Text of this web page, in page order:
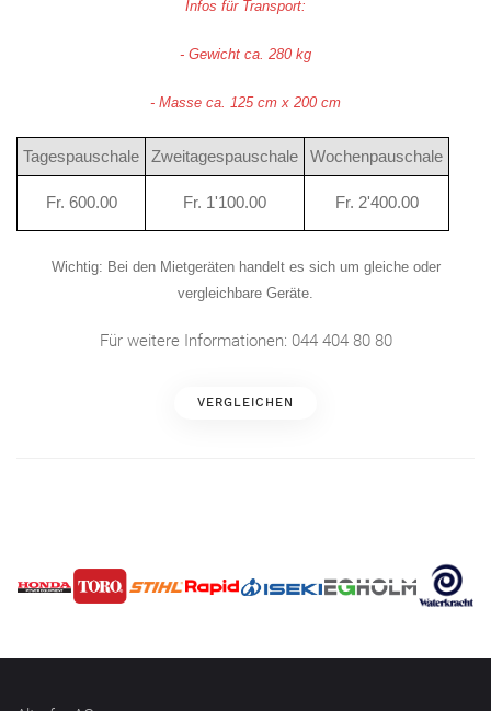
Infos für Transport:
- Gewicht ca. 280 kg
- Masse ca. 125 cm x 200 cm
Tagespauschale Zweitagespauschale Wochenpauschale
Fr. 600.00 Fr. 1'100.00 Fr. 2'400.00
Wichtig: Bei den Mietgeräten handelt es sich um gleiche oder
vergleichbare Geräte.
Für weitere Informationen: 044 404 80 80
VERGLEICHEN